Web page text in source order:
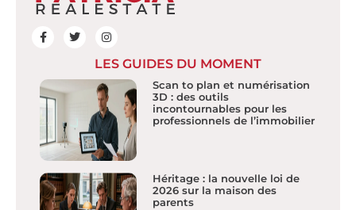
LES GUIDES DU MOMENT
Scan to plan et numérisation
3D : des outils
incontournables pour les
professionnels de l’immobilier
Héritage : la nouvelle loi de
2026 sur la maison des
parents